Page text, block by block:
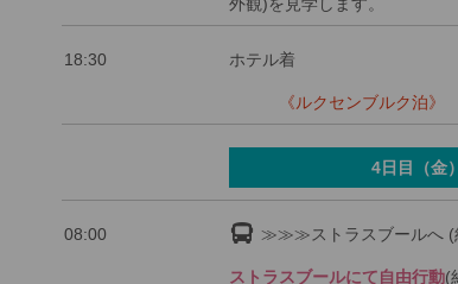
18:30 ホテル着
《ルクセンブルク泊
4日目（金）
08:00 ≫≫≫ストラスブールへ (
ストラスブールにて自由行動(